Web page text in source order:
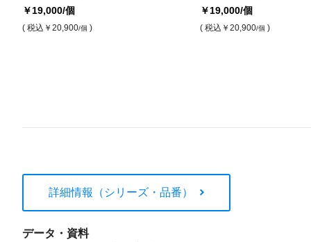
￥19,000/個
( 税込 ￥20,900/個 )
￥19,000/個
( 税込 ￥20,900/個 )
詳細情報（シリーズ・品番）
データ・資料